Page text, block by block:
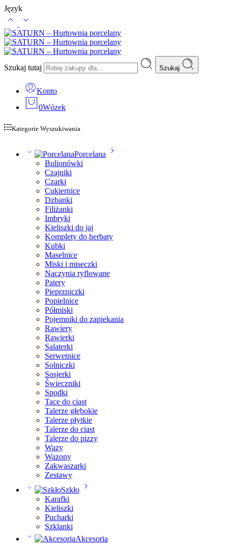
Język
Szukaj tutaj Szukaj
Konto
0Wózek
Kategorie Wyszukiwania
Porcelana
Bulionówki
Czajniki
Czarki
Cukiernice
Dzbanki
Filiżanki
Imbryki
Kieliszki do jaj
Komplety do herbaty
Kubki
Maselnice
Miski i miseczki
Naczynia ryflowane
Patery
Pieprzniczki
Popielnice
Półmiski
Pojemniki do zapiekania
Rawiery
Rawierki
Salaterki
Serwetnice
Solniczki
Sosjerki
Świeczniki
Spodki
Tace do ciast
Talerze głębokie
Talerze płytkie
Talerze do ciast
Talerze do pizzy
Wazy
Wazony
Zakwaszarki
Zestawy
Szkło
Karafki
Kieliszki
Pucharki
Szklanki
Akcesoria